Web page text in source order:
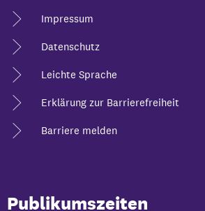
Impressum
Datenschutz
Leichte Sprache
Erklärung zur Barrierefreiheit
Barriere melden
Publikumszeiten